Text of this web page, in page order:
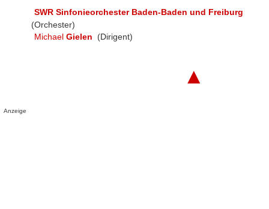
SWR Sinfonieorchester Baden-Baden und Freiburg
(Orchester)
Michael Gielen (Dirigent)
▲
Anzeige